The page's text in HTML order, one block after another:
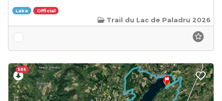
Lake Official
Trail du Lac de Paladru 2026
586